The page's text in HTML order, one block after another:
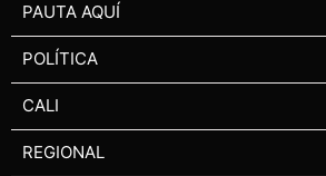
PAUTA AQUÍ
POLÍTICA
CALI
REGIONAL